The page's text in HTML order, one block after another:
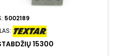
5002189
15300